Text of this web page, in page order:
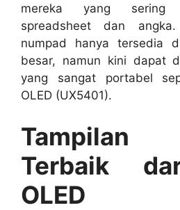
mereka yang sering
spreadsheet dan
numpad hanya tersedia
besar, namun kini dapat
yang sangat portabel
OLED (UX5401).
Terbaik
OLED